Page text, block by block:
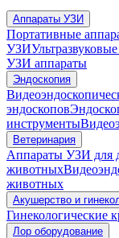
Аппараты УЗИ
Портативные
УЗИ
УЗИ аппараты
Эндоскопия
эндоскопов
инструменты
Ветеринария
Аппараты УЗИ для
животных
животных
Акушерство и
Гинекологические
Лор оборудование